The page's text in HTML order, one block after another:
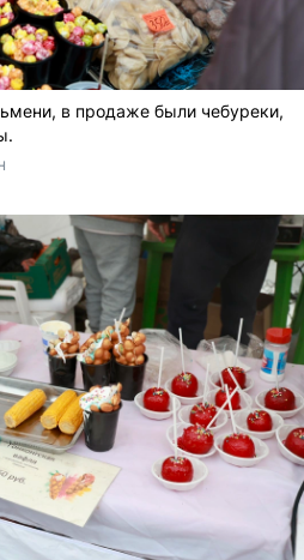
в продаже были чебуреки,